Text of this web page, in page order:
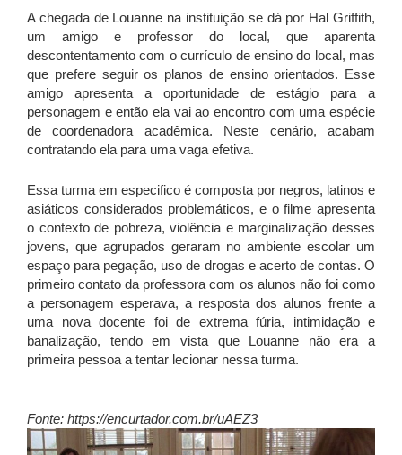
A chegada de Louanne na instituição se dá por Hal Griffith,
um amigo e professor do local, que aparenta
descontentamento com o currículo de ensino do local, mas
que prefere seguir os planos de ensino orientados. Esse
amigo apresenta a oportunidade de estágio para a
personagem e então ela vai ao encontro com uma espécie
de coordenadora acadêmica. Neste cenário, acabam
contratando ela para uma vaga efetiva.
Essa turma em especifico é composta por negros, latinos e
asiáticos considerados problemáticos, e o filme apresenta
o contexto de pobreza, violência e marginalização desses
jovens, que agrupados geraram no ambiente escolar um
espaço para pegação, uso de drogas e acerto de contas. O
primeiro contato da professora com os alunos não foi como
a personagem esperava, a resposta dos alunos frente a
uma nova docente foi de extrema fúria, intimidação e
banalização, tendo em vista que Louanne não era a
primeira pessoa a tentar lecionar nessa turma.
Fonte: https://encurtador.com.br/uAEZ3